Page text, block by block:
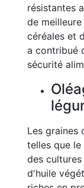
résistantes
de
céréales et
a contribué
sécurité
Les graines
telles que
des
d'huile